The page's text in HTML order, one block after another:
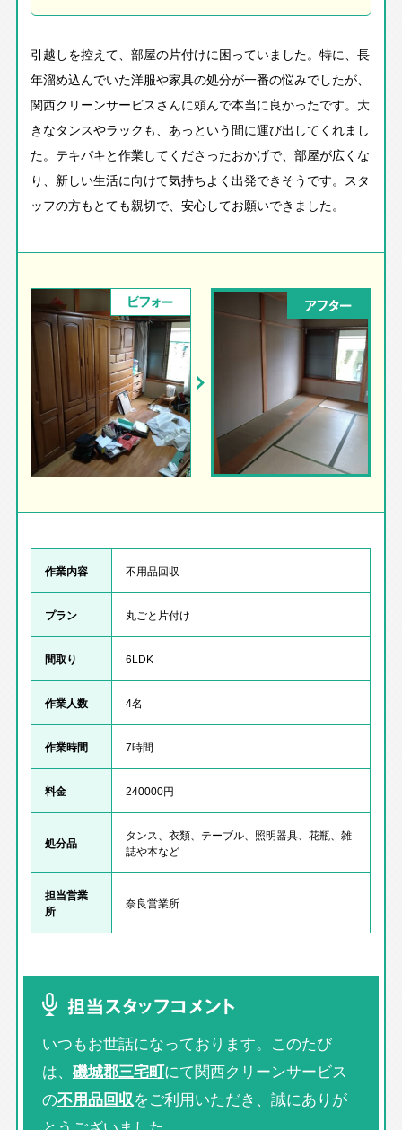
引越しを控えて、部屋の片付けに困っていました。特に、長
年溜め込んでいた洋服や家具の処分が一番の悩みでしたが、
関西クリーンサービスさんに頼んで本当に良かったです。大
きなタンスやラックも、あっという間に運び出してくれまし
た。テキパキと作業してくださったおかげで、部屋が広くな
り、新しい生活に向けて気持ちよく出発できそうです。スタ
ッフの方もとても親切で、安心してお願いできました。
ビフォー アフター
作業内容 不用品回収
プラン 丸ごと片付け
間取り 6LDK
作業人数 4名
作業時間 7時間
料金 240000円
処分品
タンス、衣類、テーブル、照明器具、花瓶、雑
誌や本など
担当営業
所
奈良営業所
担当スタッフコメント
いつもお世話になっております。このたび
は、 磯城郡三宅町にて関西クリーンサービス
の不用品回収をご利用いただき、誠にありが